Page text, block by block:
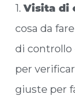
1.Visita di
cosa da
di controllo
per
giuste per